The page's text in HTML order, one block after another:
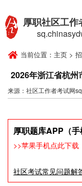
厚职社区工作
当前位置： 主页 >
2026年浙江省杭州
来源：社区工作者考试网
厚职题库APP（手
>>苹果手机点此下载
社区考试常见问题解